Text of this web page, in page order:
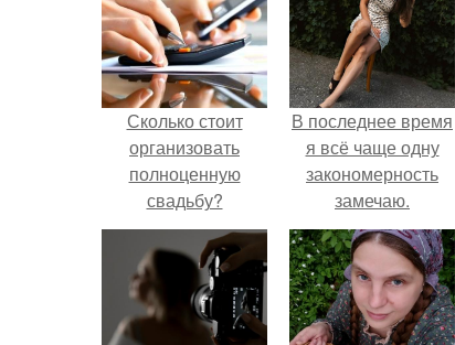
Сколько стоит
организовать
полноценную
свадьбу?
В последнее время
я всё чаще одну
закономерность
замечаю.